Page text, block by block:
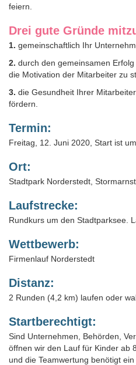
feiern.
Drei gute Gründe
1. gemeinschaftlich Ihr
2. durch den gemeinsamen
die Motivation der Mitarbeiter zu
3. die Gesundheit Ihrer
fördern.
Termin:
Freitag, 12. Juni 2020, Start ist
Ort:
Stadtpark Norderstedt,
Laufstrecke:
Rundkurs um den Stadtparksee.
Wettbewerb:
Firmenlauf Norderstedt
Distanz:
2 Runden (4,2 km) laufen oder
Startberechtigt:
Sind Unternehmen, Behörden,
öffnen wir den Lauf für Kinder ab
und die Teamwertung benötigt